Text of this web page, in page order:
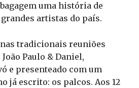
uma história de
artistas do país.
tradicionais reuniões
Paulo & Daniel,
e presenteado com um
já escrito: os palcos. Aos 12